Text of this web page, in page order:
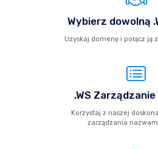
Wybierz dowolną
Uzyskaj domenę i połącz ją
.WS
Korzystaj z naszej
zarządzania